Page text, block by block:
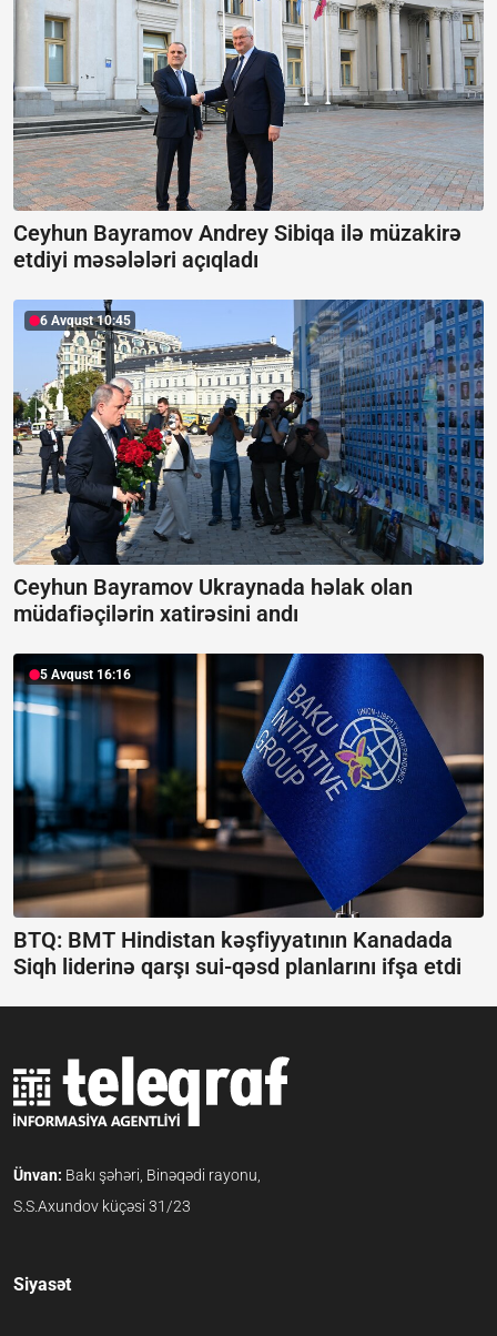
Ceyhun Bayramov Andrey Sibiqa ilə müzakirə
etdiyi məsələləri açıqladı
6 Avqust 10:45
Ceyhun Bayramov Ukraynada həlak olan
müdafiəçilərin xatirəsini andı
5 Avqust 16:16
BTQ: BMT Hindistan kəşfiyyatının Kanadada
Siqh liderinə qarşı sui-qəsd planlarını ifşa etdi
Ünvan: Bakı şəhəri, Binəqədi rayonu,
S.S.Axundov küçəsi 31/23
Siyasət